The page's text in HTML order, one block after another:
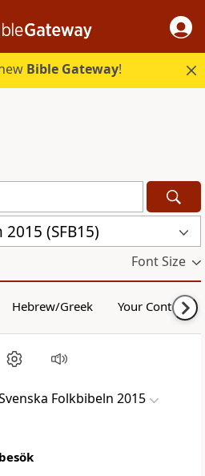
Bible Gateway!
(SFB15)
Font Size
Hebrew/Greek Your Content
Folkbibeln 2015